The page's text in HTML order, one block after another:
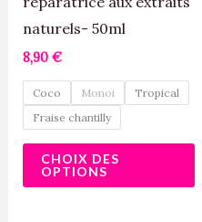
naturels- 50ml
8,90 €
Coco Monoi
Tropical
Fraise chantilly
CHOIX DES
OPTIONS